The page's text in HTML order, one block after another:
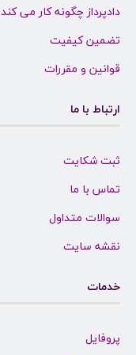
دادپرداز چگونه کار می کند
تضمین کیفیت
قوانین و مقررات
ارتباط با ما
ثبت شکایت
تماس با ما
سوالات متداول
نقشه سایت
خدمات
پروفایل